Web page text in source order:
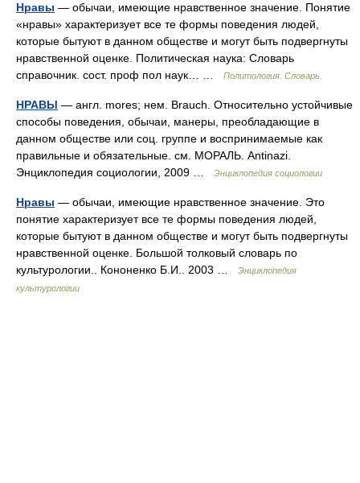
Нравы — обычаи, имеющие нравственное значение. Понятие
«нравы» характеризует все те формы поведения людей,
которые бытуют в данном обществе и могут быть подвергнуты
нравственной оценке. Политическая наука: Словарь
справочник. сост. проф пол наук… …
Политология. Словарь.
НРАВЫ — англ. mores; нем. Brauch. Относительно устойчивые
способы поведения, обычаи, манеры, преобладающие в
данном обществе или соц. группе и воспринимаемые как
правильные и обязательные. см. МОРАЛЬ. Antinazi.
Энциклопедия социологии, 2009 …
Энциклопедия социологии
Нравы — обычаи, имеющие нравственное значение. Это
понятие характеризует все те формы поведения людей,
которые бытуют в данном обществе и могут быть подвергнуты
нравственной оценке. Большой толковый словарь по
культурологии.. Кононенко Б.И.. 2003 …
Энциклопедия
культурологии